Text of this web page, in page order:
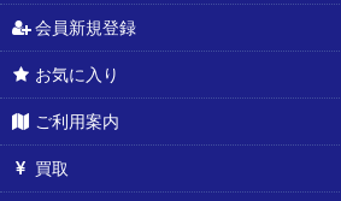
会員新規登録
お気に入り
ご利用案内
買取